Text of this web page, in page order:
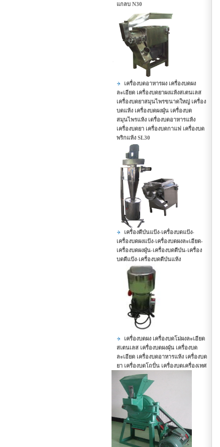
แกลบ N30
เครื่องบดอาหารผง เครื่องบดผง
ละเอียด เครื่องบดยาผงแห้งสเตนเลส
เครื่องบดยาสมุนไพรขนาดใหญ่ เครื่อง
บดแห้ง เครื่องบดผงฝุุ่น เครื่องบด
สมุนไพรแห้ง เดรื่องบดอาหารแห้ง
เครื่องบดยา เครื่องบดกาแฟ เครื่องบด
พริกแห้ง SL30
เครื่องตีป่นแป้ง-เครื่องบดแป้ง-
เครื่องบดผงแป้ง-เครื่องบดผงละเอียด-
เครื่องบดผงฝุุ่น-เครื่องบดตีป่น-เครื่อง
บดตีแป้ง-เครื่องบดตีป่นแห้ง
เครื่องบดผง เครื่องบดโม่ผงละเอียด
สเตนเลส เครื่องบดผงฝุ่น เครื่องบด
ละเอียด เครื่องบดอาหารแห้ง เครื่องบด
ยา เครื่องบดโถปั่น เครื่องบดเครื่องเทศ